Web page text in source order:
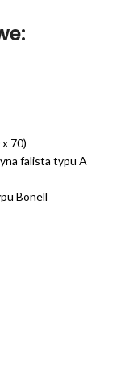
70)
falista typu A
Bonell